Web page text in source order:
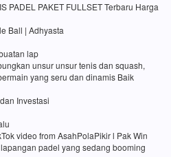
PADEL PAKET FULLSET Terbaru Harga
Ball | Adhyasta
lap
unsur unsur tenis dan squash,
yang seru dan dinamis Baik
Investasi
video from AsahPolaPikir l Pak Win
padel yang sedang booming